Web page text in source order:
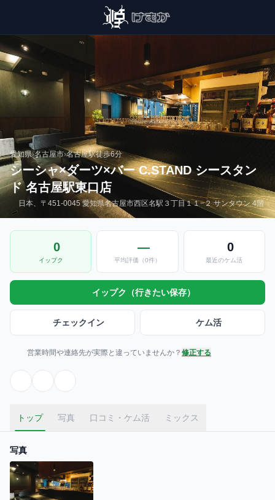
愛知県›名古屋市›名古屋駅徒歩6分
シーシャ×ダーツ×バー C.STAND シースタン
ド 名古屋駅東口店
日本、〒451-0045 愛知県名古屋市西区名駅３丁目１１−２ サンタウン 4階
0
イップク
—
平均評価（0件）
0
最近のケム活
イップク（行きたい保存）
チェックイン ケム活
営業時間や連絡先が実際と違っていませんか？ 修正する
トップ 写真 口コミ・ケム活 ミックス
写真